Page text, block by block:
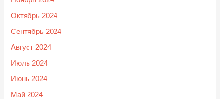
Октябрь 2024
Сентябрь 2024
Август 2024
Июль 2024
Июнь 2024
Май 2024